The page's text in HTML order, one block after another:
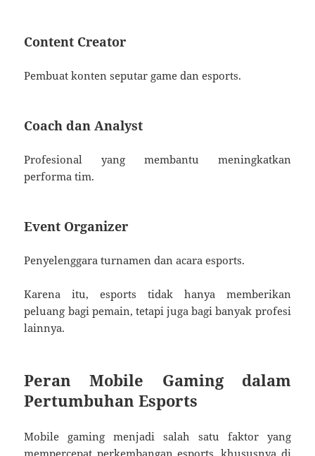
Content Creator
Pembuat konten seputar game dan esports.
Coach dan Analyst
Profesional yang membantu meningkatkan
performa tim.
Event Organizer
Penyelenggara turnamen dan acara esports.
Karena itu, esports tidak hanya memberikan
peluang bagi pemain, tetapi juga bagi banyak profesi
lainnya.
Peran Mobile Gaming dalam
Pertumbuhan Esports
Mobile gaming menjadi salah satu faktor yang